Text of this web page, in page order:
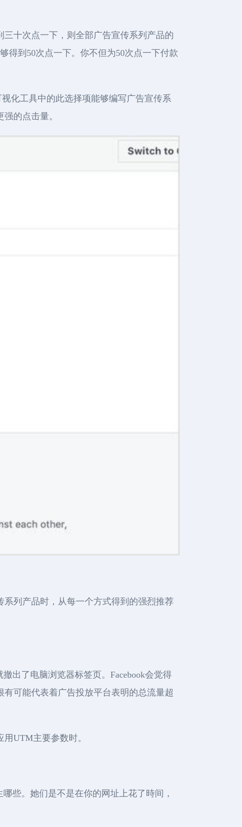
十次点一下，则全部广告宣传系列产品的
得到50次点一下。你不但为50次点一下付款
化工具中的此选择项能够编写广告宣传系
的点击量。
列产品时，从每一个方式得到的强烈推荐
出了电脑浏览器标签页。Facebook会觉得
可能代表着广告投放平台表明的总流量超
UTM主要参数时。
些。她们是不是在你的网址上花了時间，